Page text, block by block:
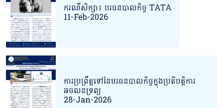
ករណីសិក្សា៖ បរធនបាលកិច្ច TATA
11-Feb-2026
ការប្រព្រឹត្តទៅនៃបរធនបាលកិច្ចក្នុងប្រតិបតិ្តការ
អចលនទ្រព្យ
28-Jan-2026